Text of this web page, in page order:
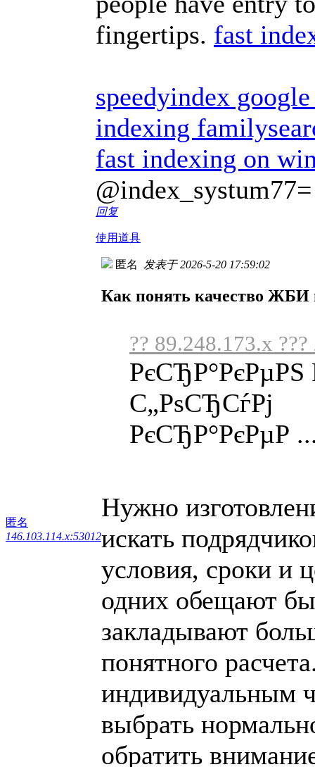
fingertips. fast
speedyindex
indexing
fast indexing on
@index_systum77=
回复
使用道具
匿名
146.103.114.x:53012
匿名 发表于 2026-5-20 17:59:02
Как понять качество ЖБИ
?? 89.248.173.x
РєСЂР°РєРµРЅ
С„РѕСЂСѓРј
РєСЂР°РєРµР
Нужно
искать
условия, сроки и
одних обещают
закладывают
понятного
индивидуальным
выбрать
обратить